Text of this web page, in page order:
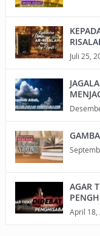
Juli 25,
AGAR
April 18,